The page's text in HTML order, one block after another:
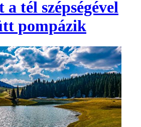
a tél szépségével
pompázik